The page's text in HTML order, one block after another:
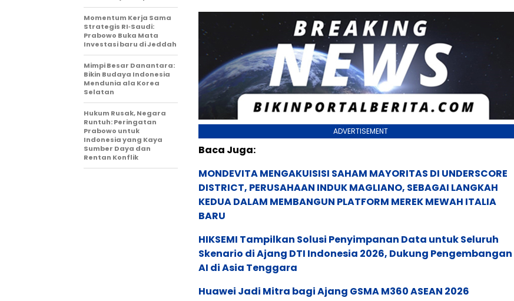
ADVERTISEMENT
Baca Juga:
MONDEVITA MENGAKUISISI SAHAM MAYORITAS DI UNDERSCORE
DISTRICT, PERUSAHAAN INDUK MAGLIANO, SEBAGAI LANGKAH
KEDUA DALAM MEMBANGUN PLATFORM MEREK MEWAH ITALIA
BARU
HIKSEMI Tampilkan Solusi Penyimpanan Data untuk Seluruh
Skenario di Ajang DTI Indonesia 2026, Dukung Pengembangan
AI di Asia Tenggara
Huawei Jadi Mitra bagi Ajang GSMA M360 ASEAN 2026
Momentum Kerja Sama
Strategis RI‑Saudi:
Prabowo Buka Mata
Investasi baru di Jeddah
Mimpi Besar Danantara:
Bikin Budaya Indonesia
Mendunia ala Korea
Selatan
Hukum Rusak, Negara
Runtuh: Peringatan
Prabowo untuk
Indonesia yang Kaya
Sumber Daya dan
Rentan Konflik